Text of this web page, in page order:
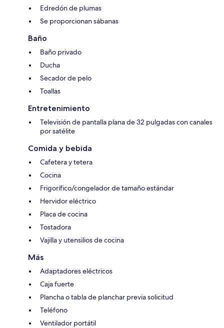
Edredón de plumas
Se proporcionan sábanas
Baño
Baño privado
Ducha
Secador de pelo
Toallas
Entretenimiento
Televisión de pantalla plana de 32 pulgadas con canales
por satélite
Comida y bebida
Cafetera y tetera
Cocina
Frigorífico/congelador de tamaño estándar
Hervidor eléctrico
Placa de cocina
Tostadora
Vajilla y utensilios de cocina
Más
Adaptadores eléctricos
Caja fuerte
Plancha o tabla de planchar previa solicitud
Teléfono
Ventilador portátil